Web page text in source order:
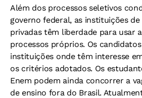
Além dos processos seletivos
governo federal, as instituições
privadas têm liberdade para usar
processos próprios. Os
instituições onde têm interesse
os critérios adotados. Os
Enem podem ainda concorrer a
de ensino fora do Brasil.